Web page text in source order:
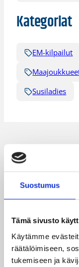
Suostumus
Tämä sivusto
Käytämme
räätälöimiseen,
tukemiseen ja
Kategoriat
EM-kilpailut
Susiladies
Katso myös